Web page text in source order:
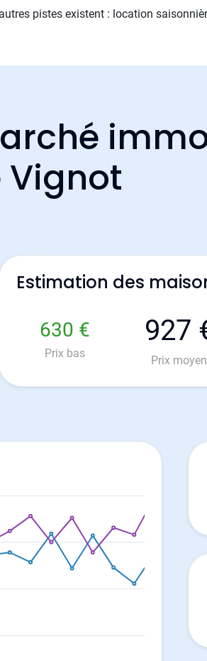
pistes existent : location
Estimation des
630 €
Prix bas
927
Prix moyen